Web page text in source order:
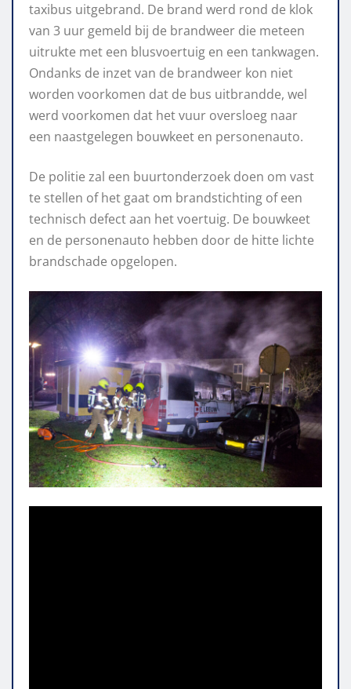
taxibus uitgebrand. De brand werd rond de klok
van 3 uur gemeld bij de brandweer die meteen
uitrukte met een blusvoertuig en een tankwagen.
Ondanks de inzet van de brandweer kon niet
worden voorkomen dat de bus uitbrandde, wel
werd voorkomen dat het vuur oversloeg naar
een naastgelegen bouwkeet en personenauto.
De politie zal een buurtonderzoek doen om vast
te stellen of het gaat om brandstichting of een
technisch defect aan het voertuig. De bouwkeet
en de personenauto hebben door de hitte lichte
brandschade opgelopen.